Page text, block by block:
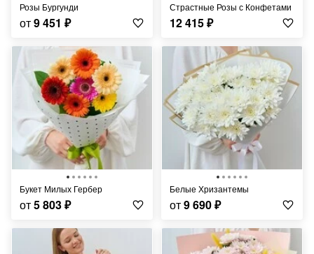
Розы Бургунди
от9 451 ₽
Страстные Розы с Конфетами
12 415₽
Букет Милых Гербер
от5 803₽
Белые Хризантемы
от9 690₽